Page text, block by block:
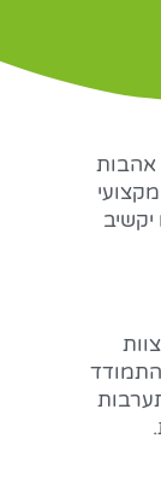
אהבות
10-25, הצוות